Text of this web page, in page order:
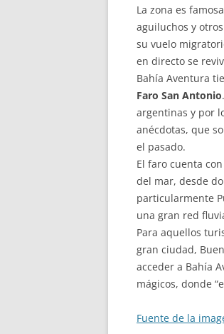
La zona es
aguiluchos y
su vuelo
en directo se
Bahía Aventura
Faro San Antonio
argentinas y por
anécdotas, que
el pasado.
El faro cuenta
del mar, desde
particularmente
una gran red
Para aquellos
gran ciudad,
acceder a Bahía
mágicos, donde
Fuente de la